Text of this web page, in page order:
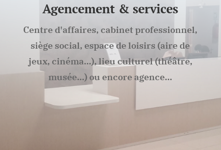
Agencement & services
Centre d'affaires, cabinet professionnel,
siège social, espace de loisirs (aire de
jeux, cinéma...), lieu culturel (théâtre,
musée...) ou encore agence...